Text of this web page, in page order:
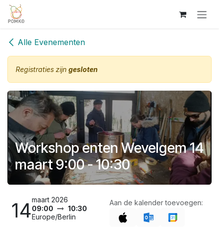
Overslaan naar inhoud
Alle Evenementen
Registraties zijn gesloten
Workshop enten Wevelgem 14
maart 9:00 - 10:30
14maart 2026
09:00
10:30
Europe/Berlin
Aan de kalender toevoegen: